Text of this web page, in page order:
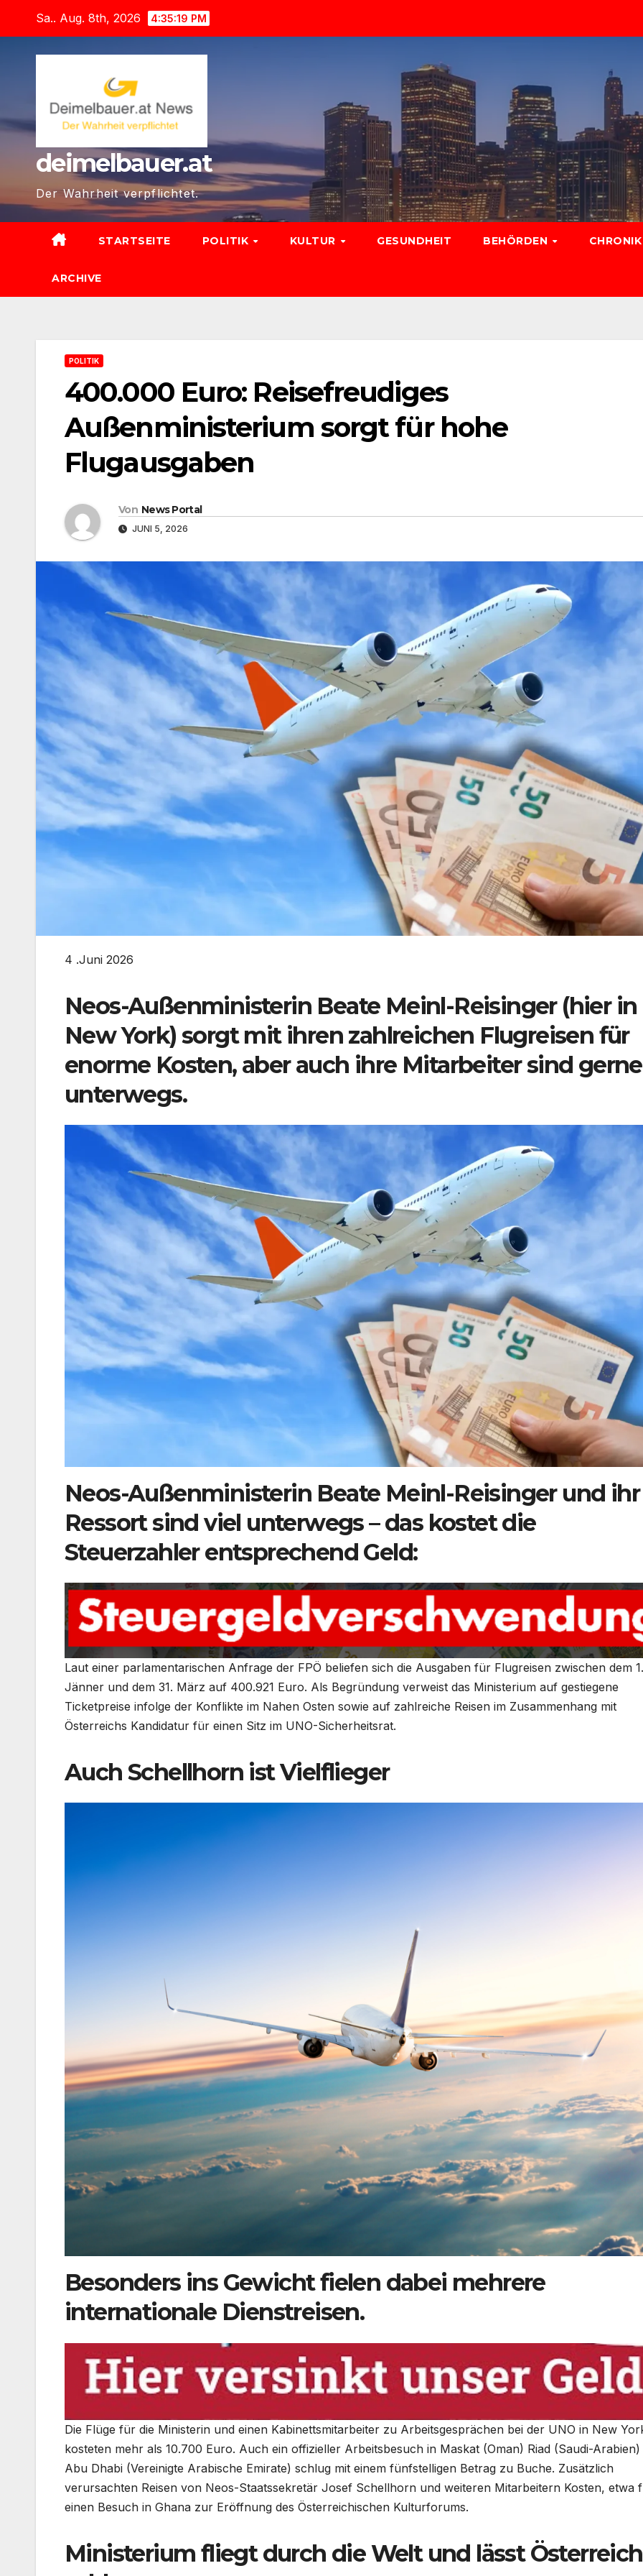
springen
Sa.. Aug. 8th, 2026 4:35:21 PM
deimelbauer.at
Der Wahrheit verpflichtet.
STARTSEITE POLITIK KULTUR GESUNDHEIT BEHÖRDEN CHRONIK
ARCHIVE
POLITIK
400.000 Euro: Reisefreudiges
Außenministerium sorgt für hohe
Flugausgaben
Von News Portal
JUNI 5, 2026
4 .Juni 2026
Neos-Außenministerin Beate Meinl-Reisinger (hier in
New York) sorgt mit ihren zahlreichen Flugreisen für
enorme Kosten, aber auch ihre Mitarbeiter sind gerne
unterwegs.
Neos-Außenministerin Beate Meinl-Reisinger und ihr
Ressort sind viel unterwegs – das kostet die
Steuerzahler entsprechend Geld:
Laut einer parlamentarischen Anfrage der FPÖ beliefen sich die Ausgaben für Flugreisen zwischen dem 1.
Jänner und dem 31. März auf 400.921 Euro. Als Begründung verweist das Ministerium auf gestiegene
Ticketpreise infolge der Konflikte im Nahen Osten sowie auf zahlreiche Reisen im Zusammenhang mit
Österreichs Kandidatur für einen Sitz im UNO-Sicherheitsrat.
Auch Schellhorn ist Vielflieger
Besonders ins Gewicht fielen dabei mehrere
internationale Dienstreisen.
Die Flüge für die Ministerin und einen Kabinettsmitarbeiter zu Arbeitsgesprächen bei der UNO in New
kosteten mehr als 10.700 Euro. Auch ein offizieller Arbeitsbesuch in Maskat (Oman) Riad (Saudi-
Abu Dhabi (Vereinigte Arabische Emirate) schlug mit einem fünfstelligen Betrag zu Buche. Zusätzlich
verursachten Reisen von Neos-Staatssekretär Josef Schellhorn und weiteren Mitarbeitern Kosten, etwa
einen Besuch in Ghana zur Eröffnung des Österreichischen Kulturforums.
Ministerium fliegt durch die Welt und lässt